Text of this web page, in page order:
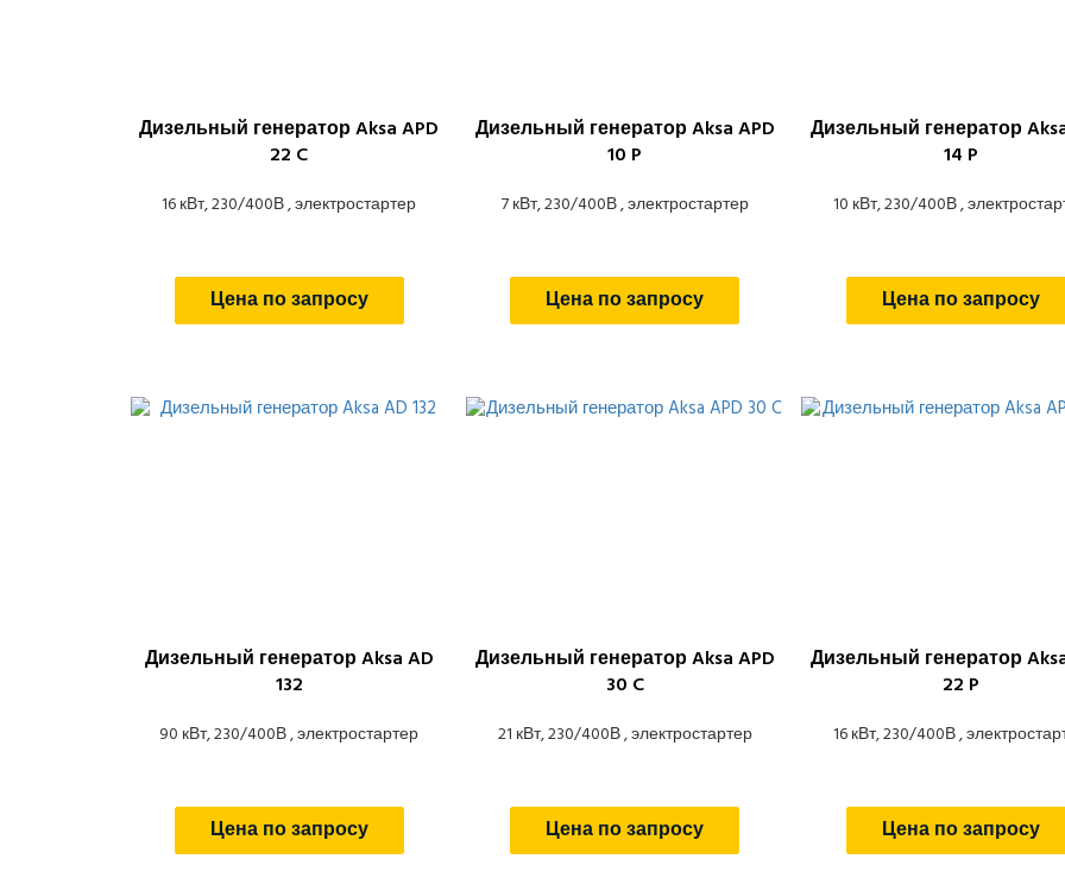
Дизельный генератор Aksa APD
22 C
16 кВт, 230/400В , электростартер
Цена по запросу
Дизельный генератор Aksa APD
10 P
7 кВт, 230/400В , электростартер
Цена по запросу
Дизельный генератор
14 P
10 кВт, 230/400В ,
Цена по запросу
Дизельный генератор Aksa AD
132
90 кВт, 230/400В , электростартер
Цена по запросу
Дизельный генератор Aksa APD
30 C
21 кВт, 230/400В , электростартер
Цена по запросу
Дизельный генератор
22 P
16 кВт, 230/400В ,
Цена по запросу